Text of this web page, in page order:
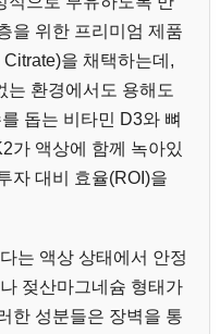
을 위한 프리미엄 제품
을 채택하는데,
는 환경에서도 용해도
돕는 비타민 D3와 뼈
가 액상에 함께 녹아있
자 대비 효율(ROI)을
는 액상 상태에서 안정
젖산마그네슘 형태가
한 성분들은 장벽을 통